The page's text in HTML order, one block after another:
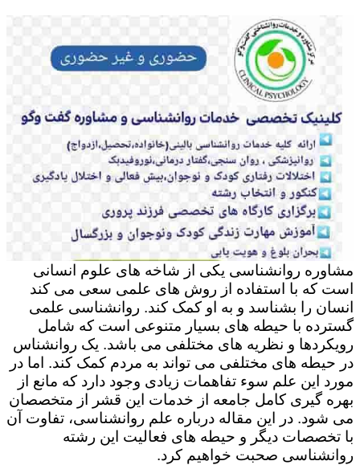
مشاوره روانشناسی یکی از شاخه های علوم انسانی
است که با استفاده از روش های علمی سعی می کند
انسان را بشناسد و به او کمک کند. روانشناسی علمی
گسترده با حیطه های بسیار متنوعی است که شامل
رویکردها و نظریه های مختلفی می باشد. یک روانشناس
در حیطه های مختلفی می تواند به مردم کمک کند. اما در
مورد این علم سوء تفاهمات زیادی وجود دارد که مانع از
بهره گیری کامل جامعه از خدمات این قشر از متخصصان
می شود. در این مقاله درباره علم روانشناسی، تفاوت آن
با تخصصات دیگر و حیطه های فعالیت این رشته
روانشناسی صحبت خواهیم کرد.